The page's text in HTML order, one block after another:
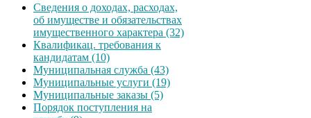
Сведения о доходах, расходах,
об имуществе и обязательствах
имущественного характера (32)
Квалификац. требования к
кандидатам (10)
Муниципальная служба (43)
Муниципальные услуги (19)
Муниципальные заказы (5)
Порядок поступления на